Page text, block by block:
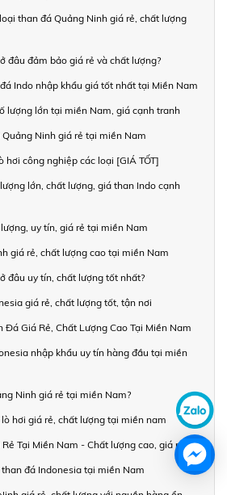
than đá Quảng Ninh giá rẻ, chất lượng
đâu đảm bảo giá rẻ và chất lượng?
Indo nhập khẩu giá tốt nhất tại Miền Nam
lượng lớn tại miền Nam, giá cạnh tranh
Ninh giá rẻ tại miền Nam
hơi công nghiệp các loại [GIÁ TỐT]
lớn, chất lượng, giá than Indo cạnh
uy tín, giá rẻ tại miền Nam
giá rẻ, chất lượng cao tại miền Nam
đâu uy tín, chất lượng tốt nhất?
giá rẻ, chất lượng tốt, tận nơi
Đá Giá Rẻ, Chất Lượng Cao Tại Miền Nam
nhập khẩu uy tín hàng đầu tại miền
Ninh giá rẻ tại miền Nam?
hơi giá rẻ, chất lượng tại miền nam
Tại Miền Nam - Chất lượng cao, giá rẻ
đá Indonesia tại miền Nam